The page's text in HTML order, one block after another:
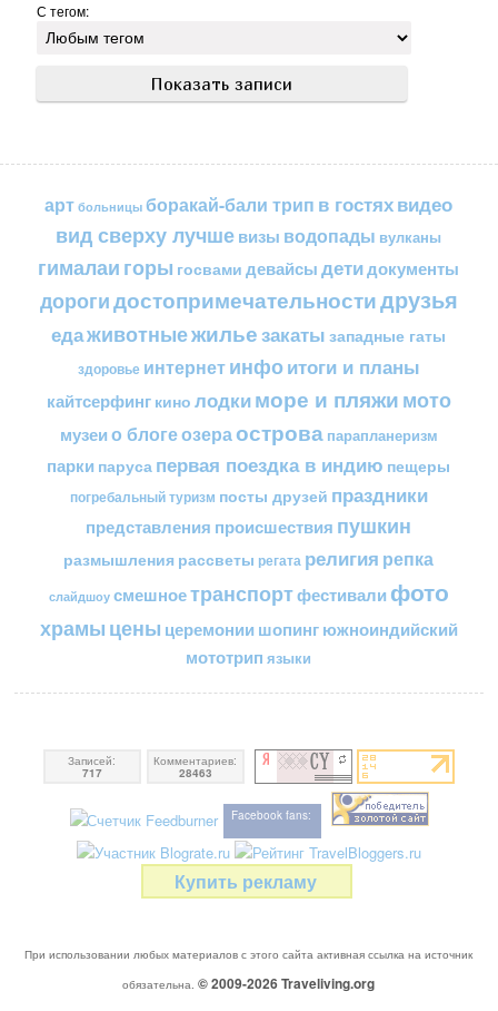
С тегом:
арт больницы боракай-бали трип в гостяхвидео
вид сверху лучшевизы водопады вулканы
гималаи горы госвами девайсы детидокументы
дорогидостопримечательностидрузья
едаживотныежильезакаты западные гаты
здоровье интернетинфоитоги и планы
кайтсерфинг кино лодкиморе и пляжимото
музеи о блогеозераострова парапланеризм
парки паруса первая поездка в индию пещеры
погребальный туризм посты друзей праздники
представления происшествия пушкин
размышления рассветы регата религия репка
слайдшоу смешноетранспортфестивали фото
храмы цены церемонии шопингюжноиндийский
мототрип языки
Записей:
717
Комментариев:
28463
Facebook fans:
Купить рекламу
При использовании любых материалов с этого сайта активная ссылка на источник
обязательна. © 2009-2026Traveliving.org